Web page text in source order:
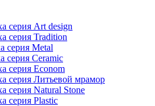
серия Art design
серия Tradition
серия Metal
серия Ceramic
серия Econom
серия Литьевой мрамор
серия Natural Stone
серия Plastic